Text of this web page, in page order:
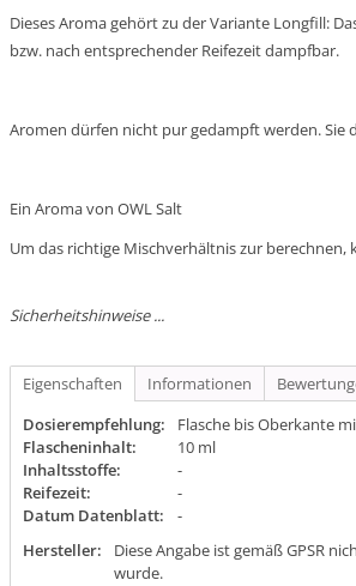
Dieses Aroma gehört zu der Variante Longfill:
bzw. nach entsprechender Reifezeit dampfbar.
Aromen dürfen nicht pur gedampft werden. Sie
Ein Aroma von OWL Salt
Um das richtige Mischverhältnis zur berechnen,
Sicherheitshinweise ...
Eigenschaften Informationen
Dosierempfehlung:
Flasche bis Oberkante
Flascheninhalt:
10 ml
Inhaltsstoffe:
-
Reifezeit:
-
Datum Datenblatt:
-
Hersteller:
Diese Angabe ist gemäß GPSR
wurde.